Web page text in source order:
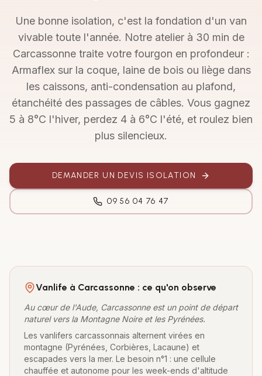
Une bonne isolation, c'est la fondation d'un van
vivable toute l'année. Notre atelier à 30 min de
Carcassonne traite votre fourgon en profondeur :
Armaflex sur la coque, laine de bois ou liège dans
les caissons, anti-condensation au plafond,
étanchéité des passages de câbles. Vous gagnez
5 à 8°C l'hiver, perdez 4 à 6°C l'été, et roulez bien
plus silencieux.
DEMANDER UN DEVIS ISOLATION
09 56 04 76 47
Vanlife à Carcassonne : ce qu'on observe
Au cœur de l'Aude, Carcassonne est un point de départ
naturel vers la Montagne Noire et les Pyrénées.
Les vanlifers carcassonnais alternent virées en
montagne (Pyrénées, Corbières, Lacaune) et
escapades vers la mer. Le besoin n°1 : une cellule
chauffée et autonome pour les week-ends d'altitude